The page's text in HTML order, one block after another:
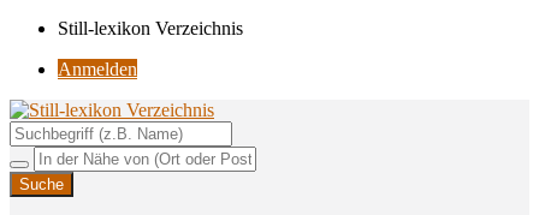
Still-lexikon Verzeichnis
Anmelden
Still-lexikon Verzeichnis
Unterstützungsangebote rund ums Stillen